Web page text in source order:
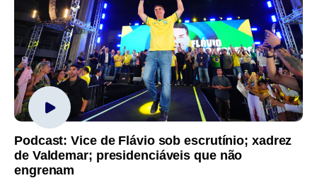
Podcast: Vice de Flávio sob escrutínio; xadrez
de Valdemar; presidenciáveis que não
engrenam